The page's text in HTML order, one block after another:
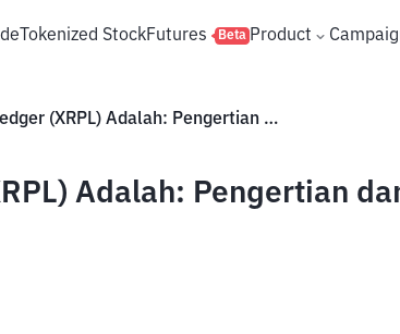
Tokenized StockFutures Beta Product
XRP Ledger (XRPL) Adalah: Pengertian dan Cara Kerjanya
Adalah: Pengertian